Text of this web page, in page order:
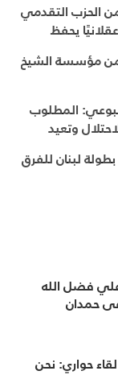
الحزب التقدمي
يحفظ
من مؤسسة الشيخ
المطلوب
وتعيد
لبنان للفرق
فضل الله
حمدان
حواري: نحن